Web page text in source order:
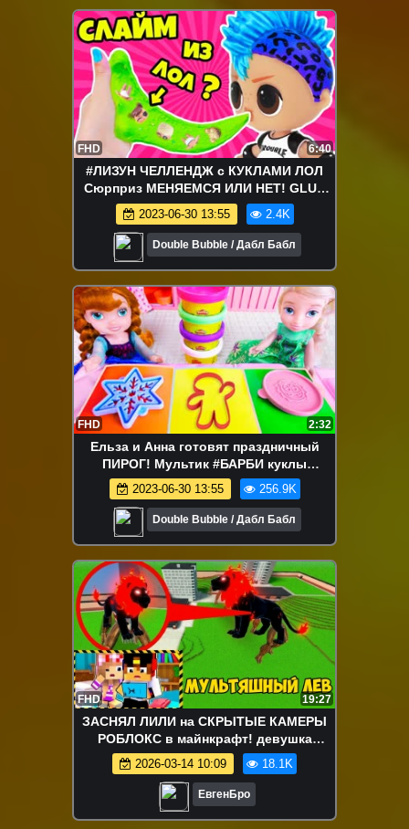
FHD 6:40
#ЛИЗУН ЧЕЛЛЕНДЖ c КУКЛАМИ ЛОЛ
Сюрприз МЕНЯЕМСЯ ИЛИ НЕТ! GLUE
SLIME SWITCH UP CHALLENGE
2023-06-30 13:55 2.4K
Double Bubble / Дабл Бабл
FHD 2:32
Ельза и Анна готовят праздничный
ПИРОГ! Мультик #БАРБИ куклы
Игрушки Для девочек
2023-06-30 13:55 256.9K
Double Bubble / Дабл Бабл
FHD 19:27
ЗАСНЯЛ ЛИЛИ на СКРЫТЫЕ КАМЕРЫ
РОБЛОКС в майнкрафт! девушка
новичок видео minecraft
2026-03-14 10:09 18.1K
ЕвгенБро